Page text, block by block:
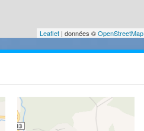
Leaflet | données ©OpenStreetMap